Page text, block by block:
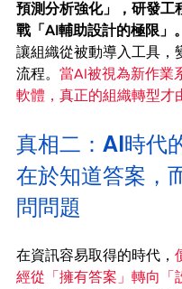
預測分析強化」，研發工
戰「AI輔助設計的極限」。
讓組織從被動導入工具，
流程。 當AI被視為新作業
軟體，真正的組織轉型才
真相二：AI時代
在於知道答案，
問問題
在資訊容易取得的時代，
經從「擁有答案」轉向「